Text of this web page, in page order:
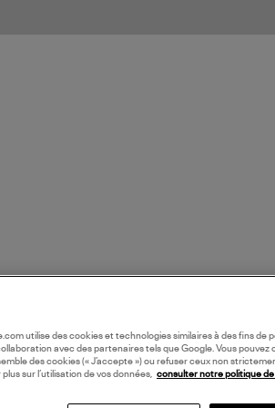
utilise des cookies et technologies similaires à des fins de
avec des partenaires tels que Google. Vous pouvez
des cookies (« J’accepte ») ou refuser ceux non
sur l’utilisation de vos données, consulter notre politique